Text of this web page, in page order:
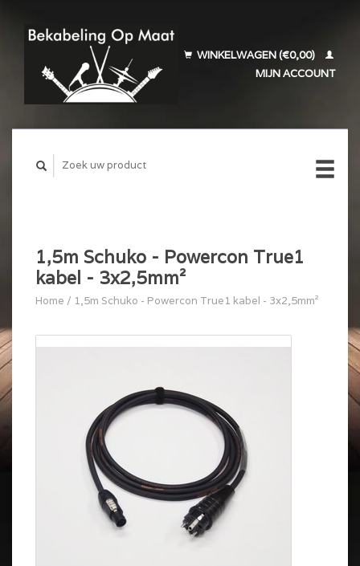
WINKELWAGEN (€0,00)
MIJN ACCOUNT
1,5m Schuko - Powercon True1
kabel - 3x2,5mm²
Home / 1,5m Schuko - Powercon True1 kabel - 3x2,5mm²